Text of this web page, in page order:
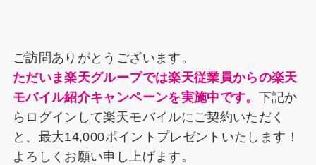
o
o
k
s
n
y
ご訪問ありがとうございます。
ただいま楽天グループでは楽天従業員からの楽天
モバイル紹介キャンペーンを実施中です。 下記か
らログインして楽天モバイルにご契約いただく
と、最大14,000ポイントプレゼントいたします！
よろしくお願い申し上げます。